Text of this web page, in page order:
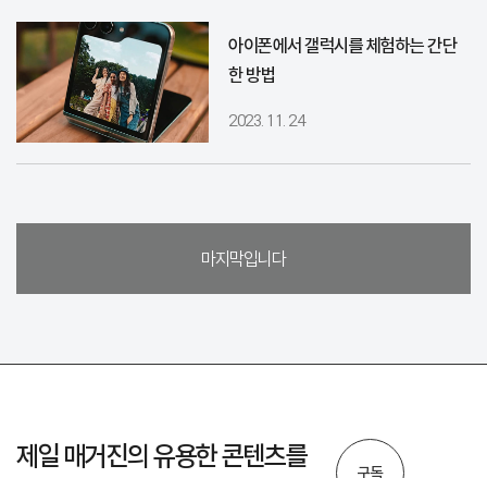
아이폰에서 갤럭시를 체험하는 간단
한 방법
2023. 11. 24
마지막입니다
제일 매거진의 유용한 콘텐츠를
구독